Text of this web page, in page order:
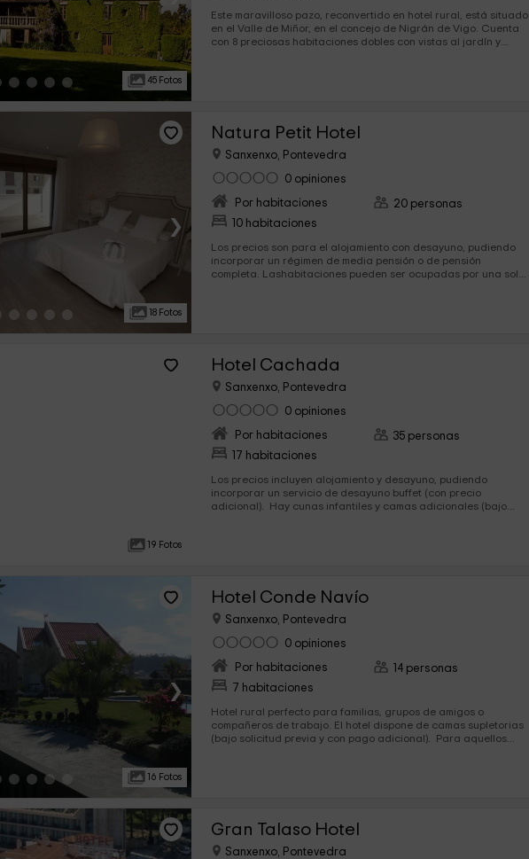
45 Fotos
Este maravilloso pazo, reconvertido en hotel rural, está situado
en el Valle de Miñor, en el concejo de Nigrán de Vigo. Cuenta
con 8 preciosas habitaciones dobles con vistas al jardín y
›
18 Fotos
Natura Petit Hotel
Sanxenxo, Pontevedra
0 opiniones
Por habitaciones
10 habitaciones
20 personas
Los precios son para el alojamiento con desayuno, pudiendo
incorporar un régimen de media pensión o de pensión
completa. Lashabitaciones pueden ser ocupadas por una sola
19 Fotos
Hotel Cachada
Sanxenxo, Pontevedra
0 opiniones
Por habitaciones
17 habitaciones
35 personas
Los precios incluyen alojamiento y desayuno, pudiendo
incorporar un servicio de desayuno buffet (con precio
adicional). Hay cunas infantiles y camas adicionales (bajo
›
16 Fotos
Hotel Conde Navío
Sanxenxo, Pontevedra
0 opiniones
Por habitaciones
7 habitaciones
14 personas
Hotel rural perfecto para familias, grupos de amigos o
compañeros de trabajo. El hotel dispone de camas supletorias
(bajo solicitud previa y con pago adicional). Para aquellos
Gran Talaso Hotel
Sanxenxo, Pontevedra